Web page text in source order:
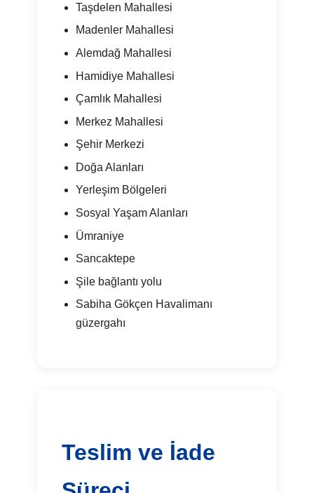
Taşdelen Mahallesi
Madenler Mahallesi
Alemdağ Mahallesi
Hamidiye Mahallesi
Çamlık Mahallesi
Merkez Mahallesi
Şehir Merkezi
Doğa Alanları
Yerleşim Bölgeleri
Sosyal Yaşam Alanları
Ümraniye
Sancaktepe
Şile bağlantı yolu
Sabiha Gökçen Havalimanı
güzergahı
Teslim ve İade